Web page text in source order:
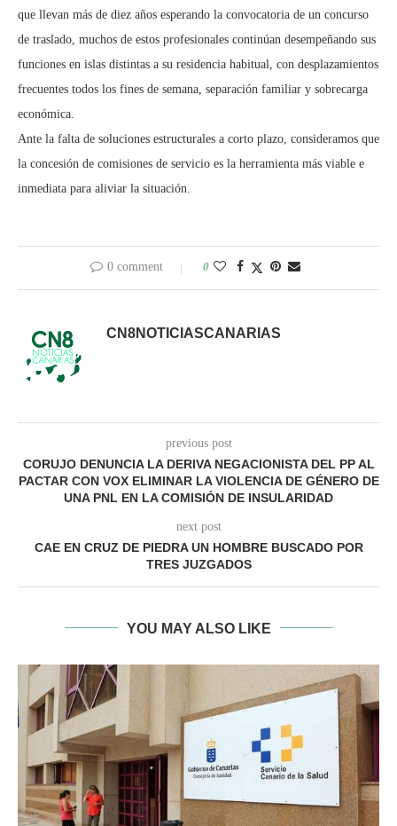
que llevan más de diez años esperando la convocatoria de un concurso
de traslado, muchos de estos profesionales continúan desempeñando sus
funciones en islas distintas a su residencia habitual, con desplazamientos
frecuentes todos los fines de semana, separación familiar y sobrecarga
económica.
Ante la falta de soluciones estructurales a corto plazo, consideramos que
la concesión de comisiones de servicio es la herramienta más viable e
inmediata para aliviar la situación.
0 comment 0
CN8NOTICIASCANARIAS
previous post
CORUJO DENUNCIA LA DERIVA NEGACIONISTA DEL PP AL
PACTAR CON VOX ELIMINAR LA VIOLENCIA DE GÉNERO DE
UNA PNL EN LA COMISIÓN DE INSULARIDAD
next post
CAE EN CRUZ DE PIEDRA UN HOMBRE BUSCADO POR
TRES JUZGADOS
YOU MAY ALSO LIKE